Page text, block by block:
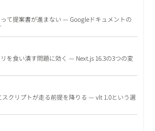
て提案書が進まない — Googleドキュメントの
を食い潰す問題に効く — Next.js 16.3の3つの変
クリプトが走る前提を降りる — vlt 1.0という選